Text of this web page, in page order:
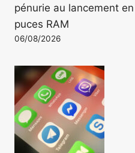
pénurie au lancement
puces RAM
06/08/2026